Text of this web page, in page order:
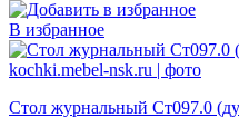
В избранное
Стол журнальный Ст097.0